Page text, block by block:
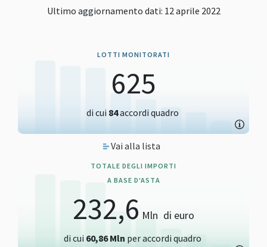
Ultimo aggiornamento dati: 12 aprile 2022
LOTTI MONITORATI
625
di cui 84accordi quadro
Vai alla lista
TOTALE DEGLI IMPORTI
A BASE D'ASTA
232,6 Mln di euro
di cui 60,86 Mln per accordi quadro